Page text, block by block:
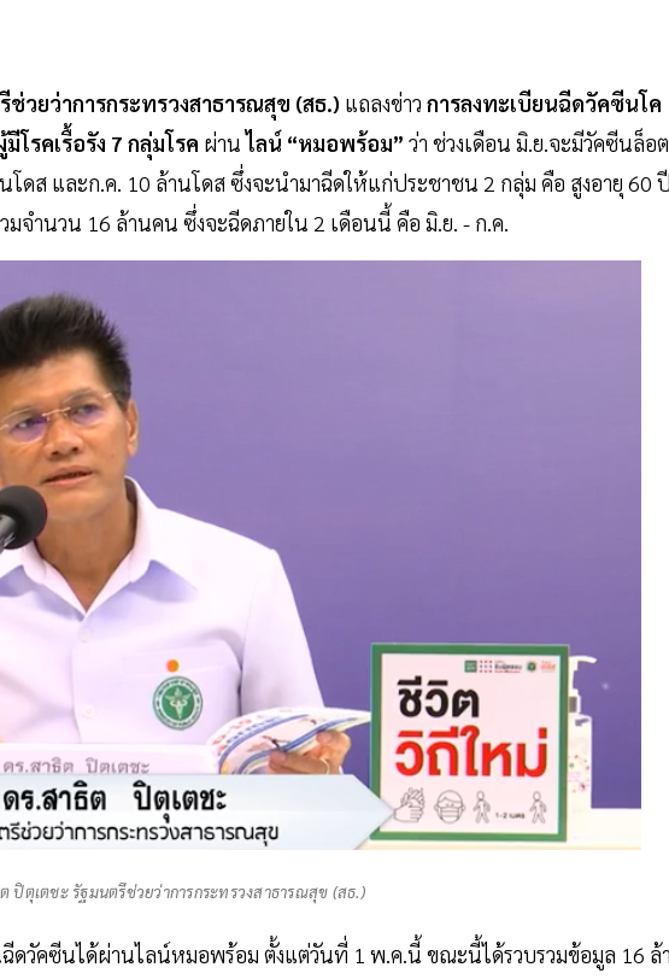
ช่วยว่าการกระทรวงสาธารณสุข (สธ.) แถลงข่าว การลงทะเบียนฉีดวัคซีนโค
มีโรคเรื้อรัง 7 กลุ่มโรค ผ่านไลน์ “หมอพร้อม” ว่า ช่วงเดือน มิ.ย.จะมีวัคซีนล็อต
ดส และก.ค. 10 ล้านโดส ซึ่งจะนำมาฉีดให้แก่ประชาชน 2 กลุ่ม คือ สูงอายุ 60
มจำนวน 16 ล้านคน ซึ่งจะฉีดภายใน 2 เดือนนี้ คือ มิ.ย. - ก.ค.
ปิตุเตชะ รัฐมนตรีช่วยว่าการกระทรวงสาธารณสุข (สธ.)
ดวัคซีนได้ผ่านไลน์หมอพร้อม ตั้งแต่วันที่ 1 พ.ค.นี้ ขณะนี้ได้รวบรวมข้อมูล 16 ล้